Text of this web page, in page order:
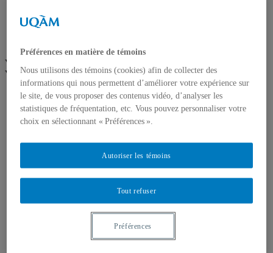
Enseignement
Nominations
Voir plus
Voir moins
Arts
Département de danse
Département de musique
Département d'études littéraires
École des arts visuels et médiatiques
École supérieure de théâtre
Département de communication sociale et publique
École de langues
École des médias
Préférences en matière de témoins
Nous utilisons des témoins (cookies) afin de collecter des
informations qui nous permettent d’améliorer votre expérience sur
le site, de vous proposer des contenus vidéo, d’analyser les
statistiques de fréquentation, etc. Vous pouvez personnaliser votre
choix en sélectionnant « Préférences ».
Tout refuser
Autoriser les témoins
Préférences